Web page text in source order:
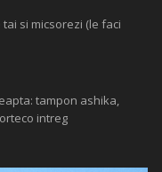
si micsorezi (le faci
tampon ashika,
intreg